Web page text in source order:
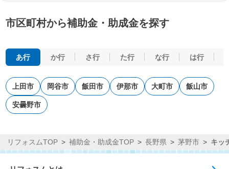
市区町村から補助金・助成金を探す
あ行 か行 さ行 た行 な行 は行
上田市 岡谷市 飯田市 伊那市 大町市 飯山市
安曇野市
リフォスムTOP 補助金・助成金TOP 長野県 茅野市 キッ